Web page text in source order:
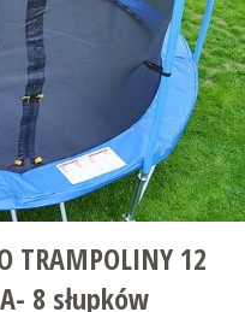
TRAMPOLINY 12
8 słupków